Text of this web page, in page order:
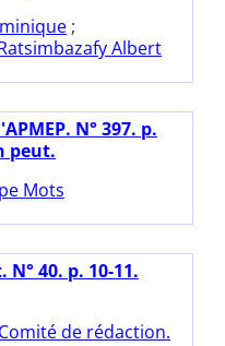
;
Albert
N° 397. p.
peut.
Mots
N° 40. p. 10-11.
de rédaction.